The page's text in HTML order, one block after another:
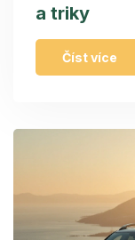
a triky
Číst více